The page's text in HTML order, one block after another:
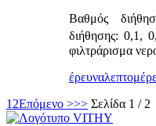
Βαθμός
διήθησης: 0,1,
φιλτράρισμα
έρευνα
1 2Επόμενο >>> Σελίδα 1 / 2